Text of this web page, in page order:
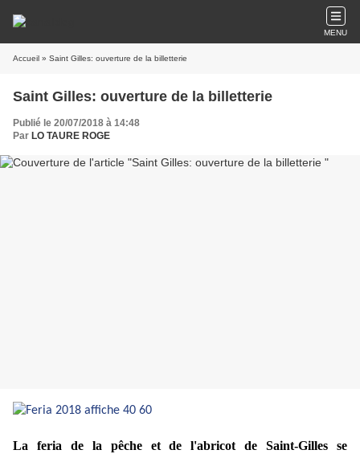
MENU
Accueil » Saint Gilles: ouverture de la billetterie
Saint Gilles: ouverture de la billetterie
Publié le 20/07/2018 à 14:48
Par LO TAURE ROGE
La feria de la pêche et de l'abricot de Saint-Gilles se